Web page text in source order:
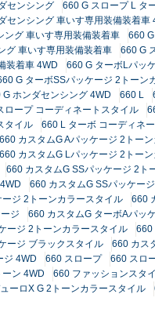
センシング
660 G スロープ L タ
センシング 車いす専用装備装着車
ング 車いす専用装備装着車
660
グ 車いす専用装備装着車
660 G
装着車 4WD
660 G ターボLパッ
G ターボSSパッケージ 2トーン
G ホンダセンシング 4WD 660 L
ロープ コーディネートスタイル
タイル
660 L ターボ コーディネ
660 カスタムG Aパッケージ 2トー
660 カスタムG Lパッケージ 2トー
660 カスタムG SSパッケージ 2ト
660 カスタムG SSパッケー
ジ 2トーンカラースタイル
660
ジ
660 カスタムG ターボAパッ
ージ 2トーンカラースタイル
660
ージ ブラックスタイル
660 カス
ジ 4WD
660 スロープ 660 スロ
ン 4WD
660 ファッションスタ
ーロX G 2トーンカラースタイル